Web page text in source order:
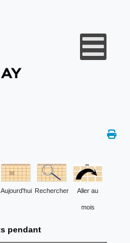
Aujourd'hui Rechercher Aller au
mois
pendant